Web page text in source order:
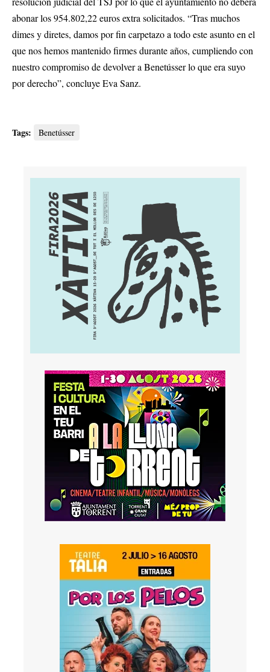
abonar los 954.802,22 euros extra solicitados. “Tras muchos
dimes y diretes, damos por fin carpetazo a todo este asunto en el
que nos hemos mantenido firmes durante años, cumpliendo con
nuestro compromiso de devolver a Benetússer lo que era suyo
por derecho”, concluye Eva Sanz.
Tags: Benetússer